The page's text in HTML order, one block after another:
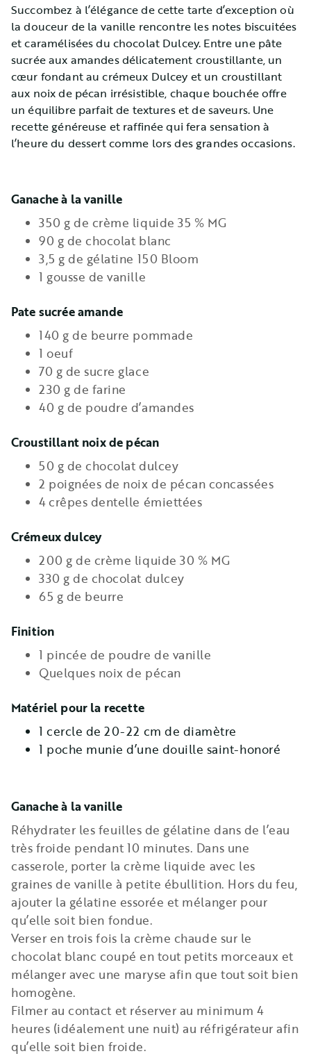
Succombez à l’élégance de cette tarte d’exception où
la douceur de la vanille rencontre les notes biscuitées
et caramélisées du chocolat Dulcey. Entre une pâte
sucrée aux amandes délicatement croustillante, un
cœur fondant au crémeux Dulcey et un croustillant
aux noix de pécan irrésistible, chaque bouchée offre
un équilibre parfait de textures et de saveurs. Une
recette généreuse et raffinée qui fera sensation à
l’heure du dessert comme lors des grandes occasions.
Ganache à la vanille
350 g de crème liquide 35 % MG
90 g de chocolat blanc
3,5 g de gélatine 150 Bloom
1 gousse de vanille
Pate sucrée amande
140 g de beurre pommade
1 oeuf
70 g de sucre glace
230 g de farine
40 g de poudre d’amandes
Croustillant noix de pécan
50 g de chocolat dulcey
2 poignées de noix de pécan concassées
4 crêpes dentelle émiettées
Crémeux dulcey
200 g de crème liquide 30 % MG
330 g de chocolat dulcey
65 g de beurre
Finition
1 pincée de poudre de vanille
Quelques noix de pécan
Matériel pour la recette
1 cercle de 20-22 cm de diamètre
1 poche munie d’une douille saint-honoré
Ganache à la vanille
Réhydrater les feuilles de gélatine dans de l’eau
très froide pendant 10 minutes. Dans une
casserole, porter la crème liquide avec les
graines de vanille à petite ébullition. Hors du feu,
ajouter la gélatine essorée et mélanger pour
qu’elle soit bien fondue.
Verser en trois fois la crème chaude sur le
chocolat blanc coupé en tout petits morceaux et
mélanger avec une maryse afin que tout soit bien
homogène.
Filmer au contact et réserver au minimum 4
heures (idéalement une nuit) au réfrigérateur afin
qu’elle soit bien froide.